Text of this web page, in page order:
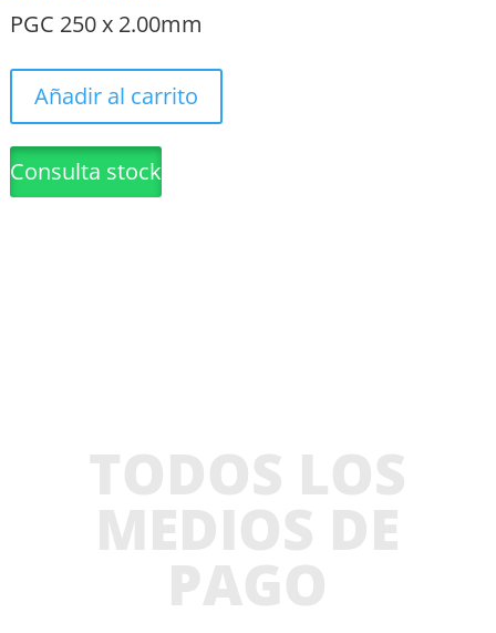
PGC 250 x 2.00mm
Añadir al carrito
Consulta stock